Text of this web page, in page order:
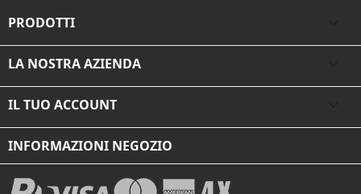
PRODOTTI
LA NOSTRA AZIENDA
IL TUO ACCOUNT
INFORMAZIONI NEGOZIO